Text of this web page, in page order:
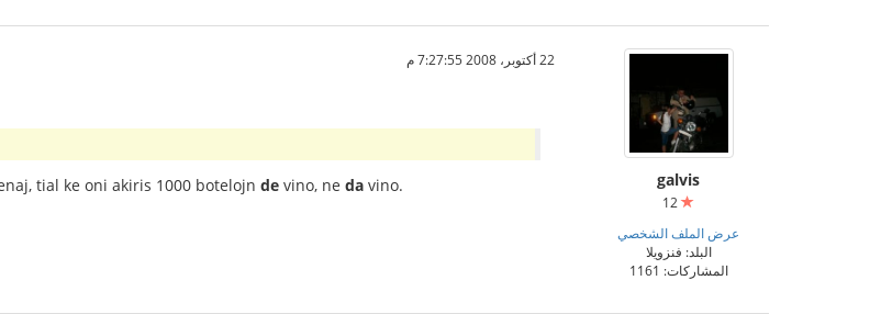
galvis
عرض الملف الشخصي
البلد: فنزويلا
المشاركات: 1161
22 أكتوبر، 2008 7:27:55 م
tial ke oni akiris 1000 botelojn de vino, ne da vino.